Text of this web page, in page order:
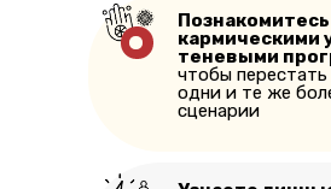
кармическими
теневыми
чтобы
одни и те же
сценарии